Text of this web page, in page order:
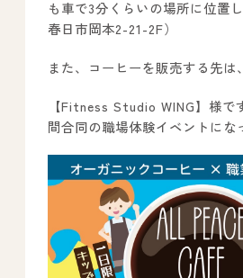
も車で3分くらいの場所に位置
春日市岡本2-21-2F）
また、コーヒーを販売する先は
【Fitness Studio WING】様で
間合同の職場体験イベントにな